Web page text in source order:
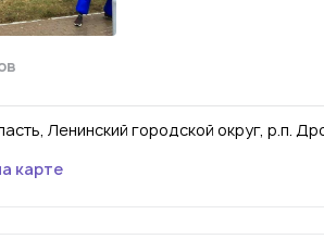
Ленинский городской округ, р.п.
карте